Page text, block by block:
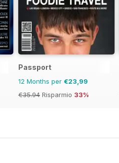
Passport
12 Months per €23,99
€35.94 Risparmio 33%